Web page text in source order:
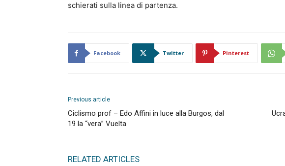
schierati sulla linea di partenza.
Facebook Twitter Pinterest
Previous article
Ciclismo prof – Edo Affini in luce alla Burgos, dal
19 la “vera” Vuelta
RELATED ARTICLES